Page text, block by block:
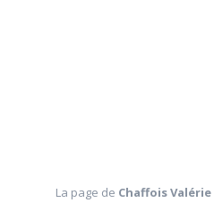
La page de Chaffois Valérie